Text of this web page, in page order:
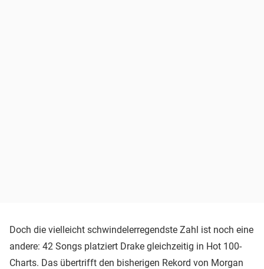
Doch die vielleicht schwindelerregendste Zahl ist noch eine
andere: 42 Songs platziert Drake gleichzeitig in Hot 100-
Charts. Das übertrifft den bisherigen Rekord von Morgan